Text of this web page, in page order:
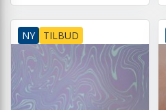
NY TILBUD